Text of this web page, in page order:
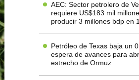
AEC: Sector petrolero de
requiere US$183 mil
producir 3 millones bdp en
Petróleo de Texas baja un
espera de avances para
estrecho de Ormuz